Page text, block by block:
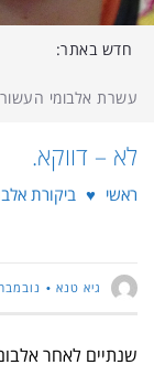
חדש באתר:
עשרת אלבומי
לא – דווקא.
ראשי ♥ ביקורת
גיא טנא נובמבר 17, 2017
שנתיים לאחר